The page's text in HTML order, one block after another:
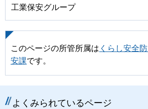
工業保安グループ
このページの所管所属は くらし安全
安課です。
よくみられているページ